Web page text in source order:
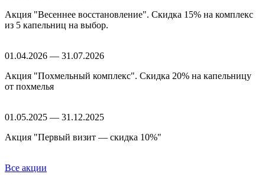
Акция "Весеннее восстановление". Скидка 15% на комплекс
из 5 капельниц на выбор.
01.04.2026 — 31.07.2026
Акция "Похмельный комплекс". Скидка 20% на капельницу
от похмелья
01.05.2025 — 31.12.2025
Акция "Первый визит — скидка 10%"
Все акции